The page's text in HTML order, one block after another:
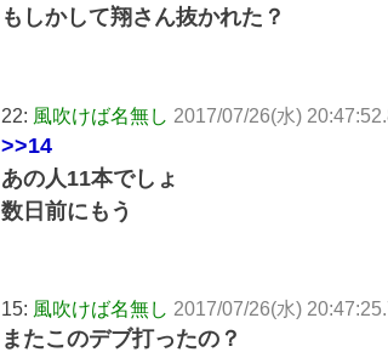
もしかして翔さん抜かれた？
22: 風吹けば名無し 2017/07/26(水)
>>14
あの人11本でしょ
数日前にもう
15: 風吹けば名無し 2017/07/26(水)
またこのデブ打ったの？